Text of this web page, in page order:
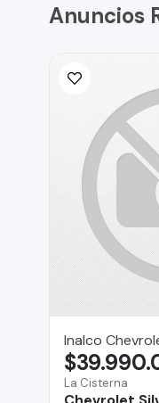
Anuncios
Inalco
La Cisterna